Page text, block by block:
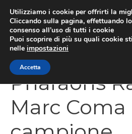
contenuto
Pharaons
Marc Coma
Utilizziamo i cookie per offrirti la
Cliccando sulla pagina, effettuando
consenso all’uso di tutti i cookie
Puoi scoprire di più su quali cookie
nelle impostazioni
Accetta